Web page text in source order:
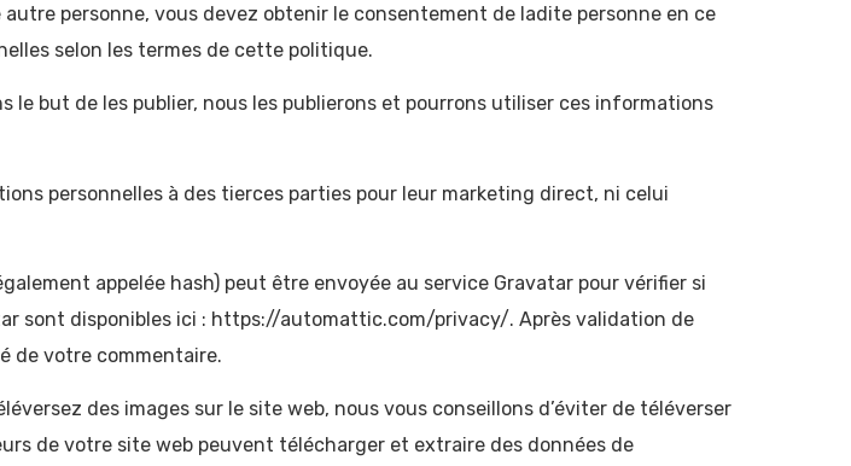
personne, vous devez obtenir le consentement de ladite personne en ce
selon les termes de cette politique.
but de les publier, nous les publierons et pourrons utiliser ces informations
personnelles à des tierces parties pour leur marketing direct, ni celui
appelée hash) peut être envoyée au service Gravatar pour vérifier si
sont disponibles ici : https://automattic.com/privacy/. Après validation de
de votre commentaire.
des images sur le site web, nous vous conseillons d’éviter de téléverser
de votre site web peuvent télécharger et extraire des données de